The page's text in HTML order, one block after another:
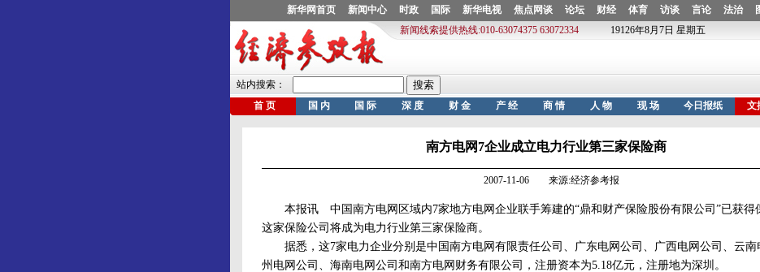
南方电网7企业成立电力行业第三家保险商
2007-11-06 来源:经济参考报
本报讯 中国南方电网区域内7家地方电网企业联手筹建的“鼎和财产保险股份有限公司”已获得
这家保险公司将成为电力行业第三家保险商。
据悉，这7家电力企业分别是中国南方电网有限责任公司、广东电网公司、广西电网公司、云南
州电网公司、海南电网公司和南方电网财务有限公司，注册资本为5.18亿元，注册地为深圳。